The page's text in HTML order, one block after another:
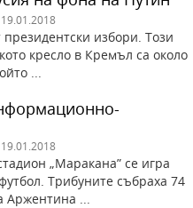
19.01.2018
избори. Този
кресло в Кремъл са около
...
19.01.2018
„Маракана” се игра
Трибуните събраха 74
Аржентина ...